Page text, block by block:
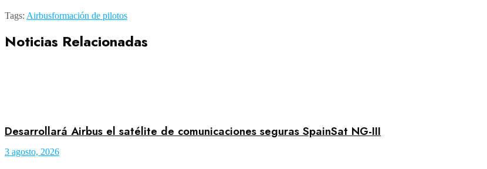
Tags: Airbusformación de pilotos
Noticias Relacionadas
Desarrollará Airbus el satélite de comunicaciones seguras SpainSat NG-III
3 agosto, 2026